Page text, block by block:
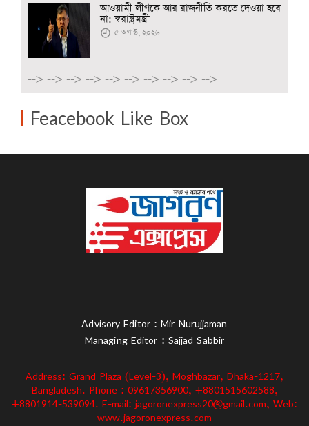
আওয়ামী লীগকে আর রাজনীতি করতে দেওয়া হবে
না: স্বরাষ্ট্রমন্ত্রী
৫ অগাস্ট, ২০২৬
--> --> --> --> --> --> --> --> --> -->
Feacebook Like Box
Advisory Editor : Mir Nurujjaman
Managing Editor : Sajjad Sabbir
Address: Grand Plaza (Level-3), Moghbazar, Dhaka-1217,
Bangladesh. Phone : 09617356900, +8801515602588,
+8801914-539094. E-mail: jagoronexpress20@gmail.com, Web:
www.jagoronexpress.com